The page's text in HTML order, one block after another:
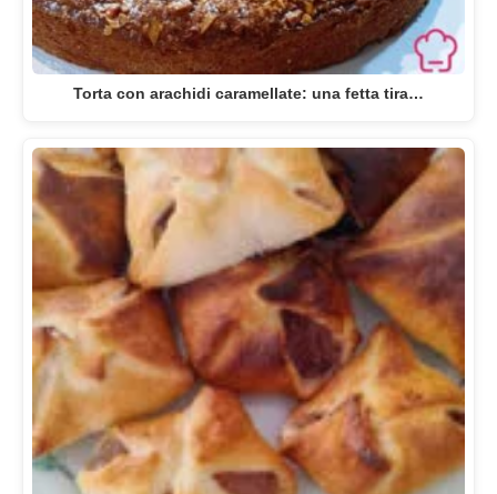
Torta con arachidi caramellate: una fetta tira…